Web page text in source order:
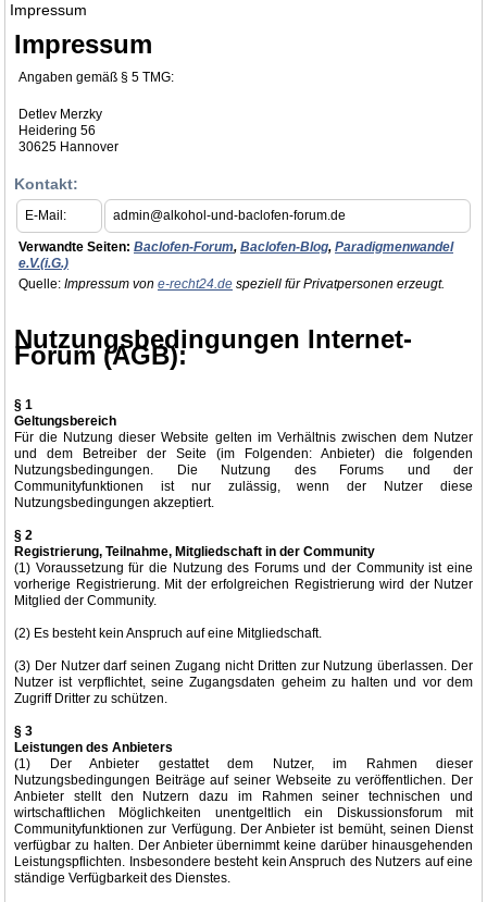
Impressum
Impressum
Angaben gemäß § 5 TMG:
Detlev Merzky
Heidering 56
30625 Hannover
Kontakt:
E-Mail: admin@alkohol-und-baclofen-forum.de
Verwandte Seiten: Baclofen-Forum, Baclofen-Blog, Paradigmenwandel
e.V.(i.G.)
Quelle: Impressum von e-recht24.de speziell für Privatpersonen erzeugt.
Nutzungsbedingungen Internet-
Forum (AGB):
§ 1
Geltungsbereich
Für die Nutzung dieser Website gelten im Verhältnis zwischen dem Nutzer
und dem Betreiber der Seite (im Folgenden: Anbieter) die folgenden
Nutzungsbedingungen. Die Nutzung des Forums und der
Communityfunktionen ist nur zulässig, wenn der Nutzer diese
Nutzungsbedingungen akzeptiert.
§ 2
Registrierung, Teilnahme, Mitgliedschaft in der Community
(1) Voraussetzung für die Nutzung des Forums und der Community ist eine
vorherige Registrierung. Mit der erfolgreichen Registrierung wird der Nutzer
Mitglied der Community.
(2) Es besteht kein Anspruch auf eine Mitgliedschaft.
(3) Der Nutzer darf seinen Zugang nicht Dritten zur Nutzung überlassen. Der
Nutzer ist verpflichtet, seine Zugangsdaten geheim zu halten und vor dem
Zugriff Dritter zu schützen.
§ 3
Leistungen des Anbieters
(1) Der Anbieter gestattet dem Nutzer, im Rahmen dieser
Nutzungsbedingungen Beiträge auf seiner Webseite zu veröffentlichen. Der
Anbieter stellt den Nutzern dazu im Rahmen seiner technischen und
wirtschaftlichen Möglichkeiten unentgeltlich ein Diskussionsforum mit
Communityfunktionen zur Verfügung. Der Anbieter ist bemüht, seinen Dienst
verfügbar zu halten. Der Anbieter übernimmt keine darüber hinausgehenden
Leistungspflichten. Insbesondere besteht kein Anspruch des Nutzers auf eine
ständige Verfügbarkeit des Dienstes.